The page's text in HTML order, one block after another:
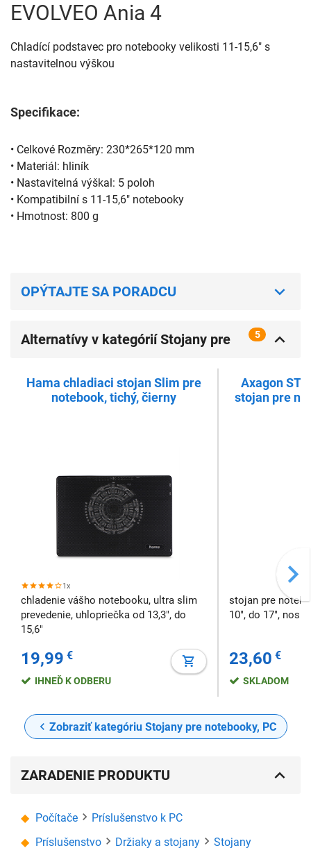
EVOLVEO Ania 4
Chladící podstavec pro notebooky velikosti 11-15,6" s
nastavitelnou výškou
Specifikace:
• Celkové Rozměry: 230*265*120 mm
• Materiál: hliník
• Nastavitelná výškal: 5 poloh
• Kompatibilní s 11-15,6" notebooky
• Hmotnost: 800 g
OPÝTAJTE SA PORADCU
Alternatívy v kategórií Stojany pre
5
Hama chladiaci stojan Slim pre
notebook, tichý, čierny
1x
chladenie vášho notebooku, ultra slim
prevedenie, uhlopriečka od 13,3", do
15,6"
19,99 €
IHNEĎ K ODBERU
Axagon
stojan pre
stojan pre
10", do 17",
23,60 €
SKLADOM
Zobraziť kategóriu Stojany pre notebooky, PC
ZARADENIE PRODUKTU
Počítače
Príslušenstvo k PC
Príslušenstvo
Držiaky a stojany
Stojany